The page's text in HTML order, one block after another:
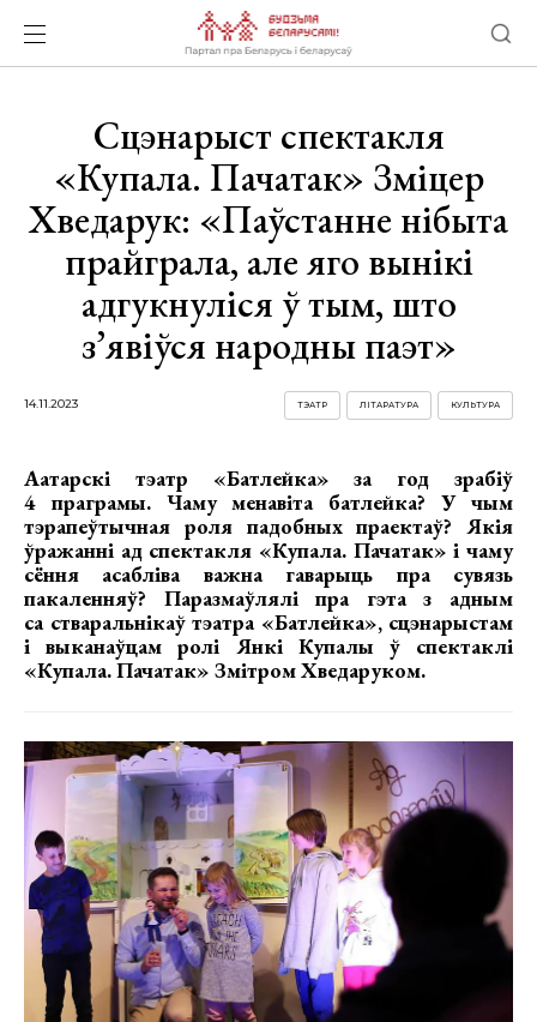
Сцэнарыст спектакля
«Купала. Пачатак» Зміцер
Хведарук: «Паўстанне нібыта
прайграла, але яго вынікі
адгукнуліся ў тым, што
з’явіўся народны паэт»
14.11.2023 КУЛЬТУРА
ЛІТАРАТУРА
ТЭАТР
Аатарскі тэатр «Батлейка» за год зрабіў
4 праграмы. Чаму менавіта батлейка? У чым
тэрапеўтычная роля падобных праектаў? Якія
ўражанні ад спектакля «Купала. Пачатак» і чаму
сёння асабліва важна гаварыць пра сувязь
пакаленняў? Паразмаўлялі пра гэта з адным
са стваральнікаў тэатра «Батлейка», сцэнарыстам
і выканаўцам ролі Янкі Купалы ў спектаклі
«Купала. Пачатак» Змітром Хведаруком.